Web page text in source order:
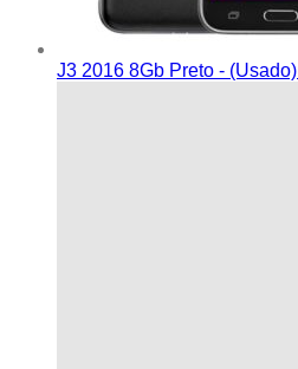
J3 2016 8Gb Preto - (Usado)